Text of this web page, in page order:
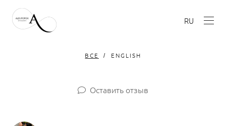
RU
ВСЕ ENGLISH
Оставить отзыв